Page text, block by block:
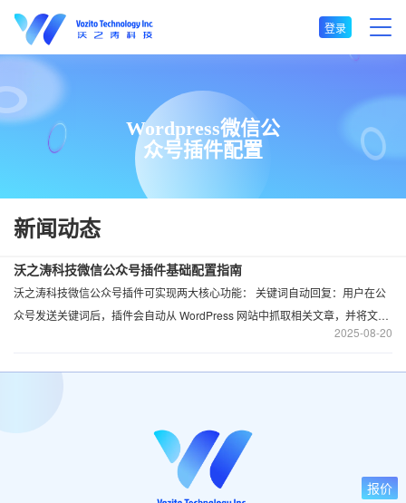
登录
Wordpress微信公
众号插件配置
新闻动态
08-20
2025
沃之涛科技微信公众号插件基础配置指南
沃之涛科技微信公众号插件可实现两大核心功能： 关键词自动回复：用户在公
众号发送关键词后，插件会自动从 WordPress 网站中抓取相关文章，并将文章
URL 推送给用户 自定义关键词回复：支持手动设置特定关键词，当用户发送该
报价